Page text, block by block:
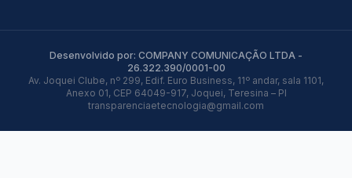
Desenvolvido por: COMPANY COMUNICAÇÃO LTDA -
26.322.390/0001-00
Av. Joquei Clube, nº 299, Edif. Euro Business, 11º andar, sala 1101,
Anexo 01, CEP 64049-917, Joquei, Teresina – PI
transparenciaetecnologia@gmail.com